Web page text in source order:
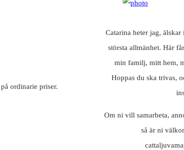
på ordinarie priser.
Catarina heter jag,
största allmänhet. Här
min familj, mitt hem,
Hoppas du ska trivas,
Om ni vill samarbeta,
så är ni